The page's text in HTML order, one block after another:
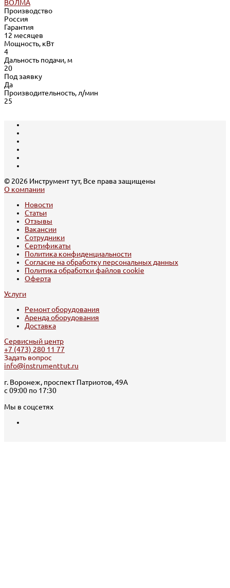
ВОЛМА
Производство
Россия
Гарантия
12 месяцев
Мощность, кВт
4
Дальность подачи, м
20
Под заявку
Да
Производительность, л/мин
25
© 2026 Инструмент тут, Все права защищены
О компании
Новости
Статьи
Отзывы
Вакансии
Сотрудники
Сертификаты
Политика конфиденциальности
Согласие на обработку персональных данных
Политика обработки файлов cookie
Оферта
Услуги
Ремонт оборудования
Аренда оборудования
Доставка
Сервисный центр
+7 (473) 280 11 77
Задать вопрос
info@instrumenttut.ru
г. Воронеж, проспект Патриотов, 49А
с 09:00 по 17:30
Мы в соцсетях